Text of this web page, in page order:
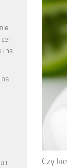
Czy
i na
i